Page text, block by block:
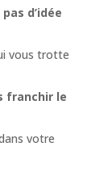
pas d’idée
vous trotte
franchir le
votre